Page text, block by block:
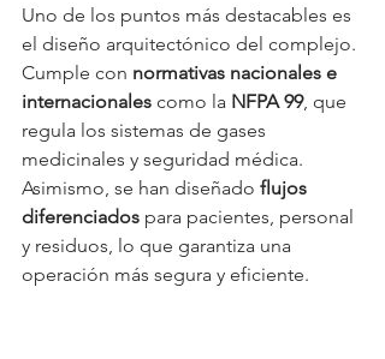
Uno de los puntos más destacables es
el diseño arquitectónico del complejo.
Cumple con normativas nacionales e
internacionales como la NFPA 99, que
regula los sistemas de gases
medicinales y seguridad médica.
Asimismo, se han diseñado flujos
diferenciados para pacientes, personal
y residuos, lo que garantiza una
operación más segura y eficiente.